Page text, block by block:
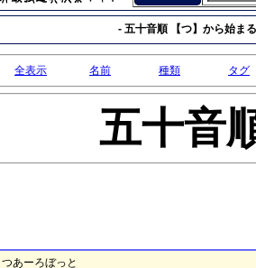
- 五十音順 【つ】から始ま
全表示 名前 種類 タグ
五十音
つあーろぼっと